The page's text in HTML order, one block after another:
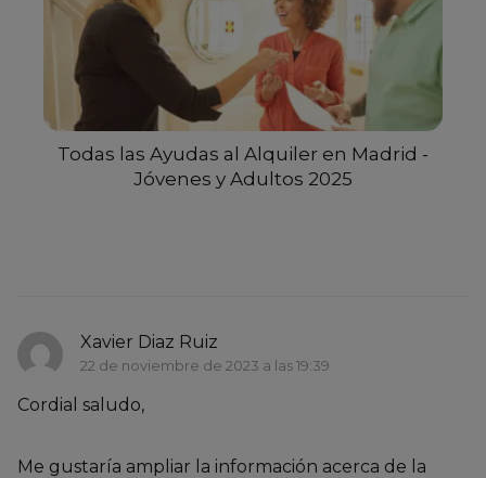
Todas las Ayudas al Alquiler en Madrid -
Jóvenes y Adultos 2025
Xavier Diaz Ruiz
22 de noviembre de 2023 a las 19:39
Cordial saludo,
Me gustaría ampliar la información acerca de la